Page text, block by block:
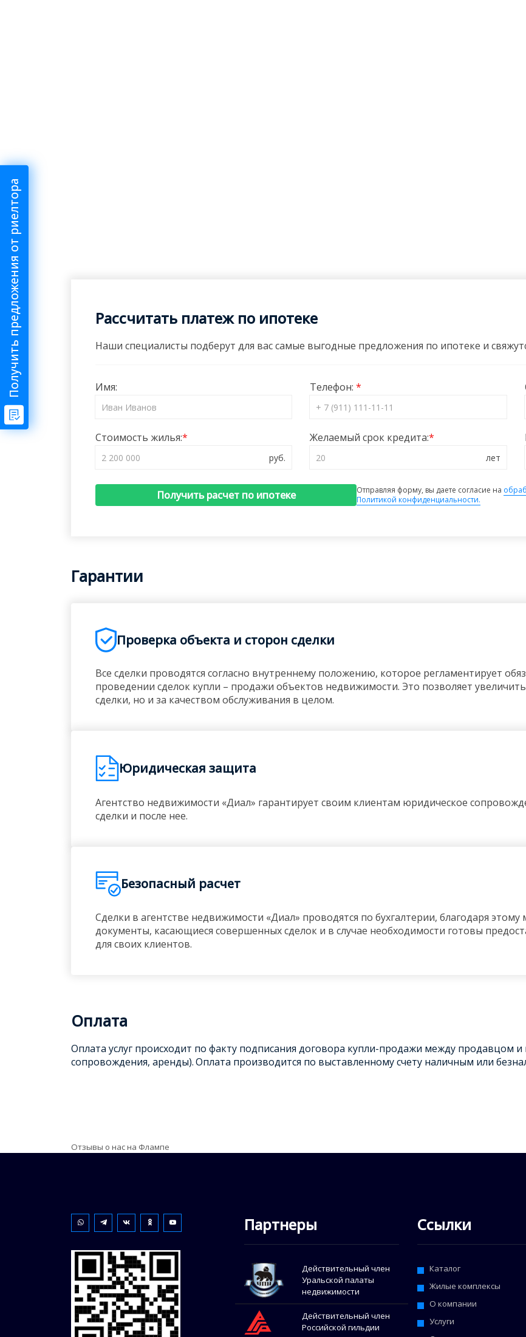
Рассчитать платеж по ипотеке
Наши специалисты подберут для вас самые выгодные предложения по ипотеке и
Имя: Телефон:
Стоимость жилья: Желаемый срок кредита:
Получить расчет по ипотеке Отправляя форму, вы даете согласие на
Политикой конфиденциальности.
Гарантии
Проверка объекта и сторон сделки
Все сделки проводятся согласно внутреннему положению, которое регламентирует
проведении сделок купли – продажи объектов недвижимости. Это позволяет
сделки, но и за качеством обслуживания в целом.
Юридическая защита
Агентство недвижимости «Диал» гарантирует своим клиентам юридическое
сделки и после нее.
Безопасный расчет
Сделки в агентстве недвижимости «Диал» проводятся по бухгалтерии, благодаря
документы, касающиеся совершенных сделок и в случае необходимости готовы
для своих клиентов.
Оплата
Оплата услуг происходит по факту подписания договора купли-продажи между продавцом
сопровождения, аренды).Оплата производится по выставленному счету наличным или
Отзывы о нас на Флампе
Партнеры
Действительный член
Уральской палаты
недвижимости
Действительный член
Российской гильдии
Ссылки
Каталог
Жилые комплексы
О компании
Услуги
Получить предложения от риелтора